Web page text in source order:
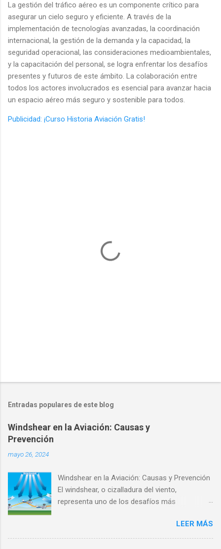
La gestión del tráfico aéreo es un componente crítico para
asegurar un cielo seguro y eficiente. A través de la
implementación de tecnologías avanzadas, la coordinación
internacional, la gestión de la demanda y la capacidad, la
seguridad operacional, las consideraciones medioambientales,
y la capacitación del personal, se logra enfrentar los desafíos
presentes y futuros de este ámbito. La colaboración entre
todos los actores involucrados es esencial para avanzar hacia
un espacio aéreo más seguro y sostenible para todos.
Publicidad: ¡Curso Historia Aviación Gratis!
Entradas populares de este blog
Windshear en la Aviación: Causas y
Prevención
mayo 26, 2024
Windshear en la Aviación: Causas y Prevención
El windshear, o cizalladura del viento,
representa uno de los desafíos más
moderna. Este fenómeno atmosférico puede
afectar notablemente la seguridad y estabilidad
LEER MÁS